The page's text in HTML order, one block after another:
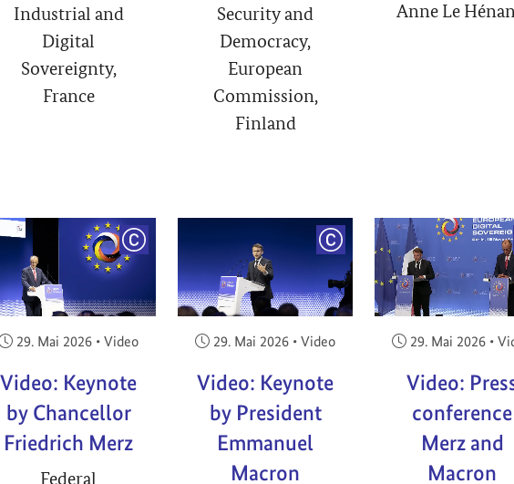
Industrial and
Digital
Sovereignty,
France
Security and
Democracy,
European
Commission,
Finland
Anne Le
COPYRIGHT
Veröffentlicht am:
29. Mai 2026 • Video
Video: Keynote
by Chancellor
Friedrich Merz
Federal
COPYRIGHT
Veröffentlicht am:
29. Mai 2026 • Video
Video: Keynote
by President
Emmanuel
Macron
Veröffentlicht
29. Mai 2026 •
Video:
conference
Merz and
Macron